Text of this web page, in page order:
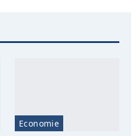
Economie